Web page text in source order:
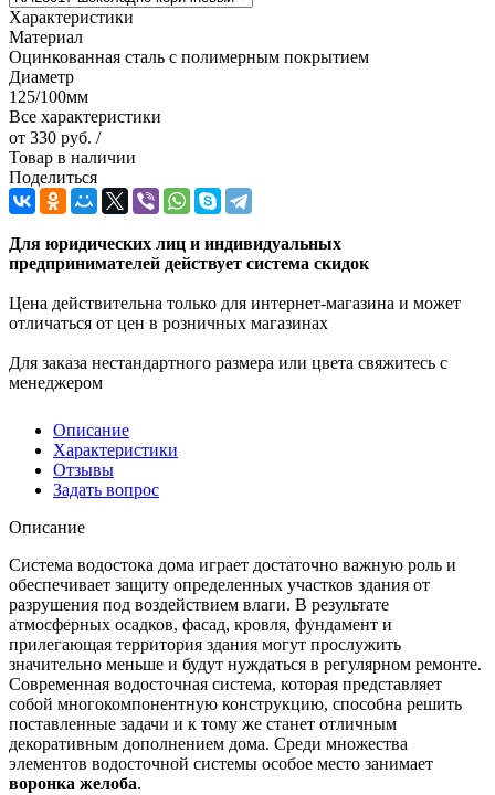
Характеристики
Материал
Оцинкованная сталь с полимерным покрытием
Диаметр
125/100мм
Все характеристики
от 330 руб. /
Товар в наличии
Поделиться
Для юридических лиц и индивидуальных
предпринимателей действует система скидок
Цена действительна только для интернет-магазина и может
отличаться от цен в розничных магазинах
Для заказа нестандартного размера или цвета свяжитесь с
менеджером
Описание
Характеристики
Отзывы
Задать вопрос
Описание
Система водостока дома играет достаточно важную роль и
обеспечивает защиту определенных участков здания от
разрушения под воздействием влаги. В результате
атмосферных осадков, фасад, кровля, фундамент и
прилегающая территория здания могут прослужить
значительно меньше и будут нуждаться в регулярном ремонте.
Современная водосточная система, которая представляет
собой многокомпонентную конструкцию, способна решить
поставленные задачи и к тому же станет отличным
декоративным дополнением дома. Среди множества
элементов водосточной системы особое место занимает
воронка желоба.